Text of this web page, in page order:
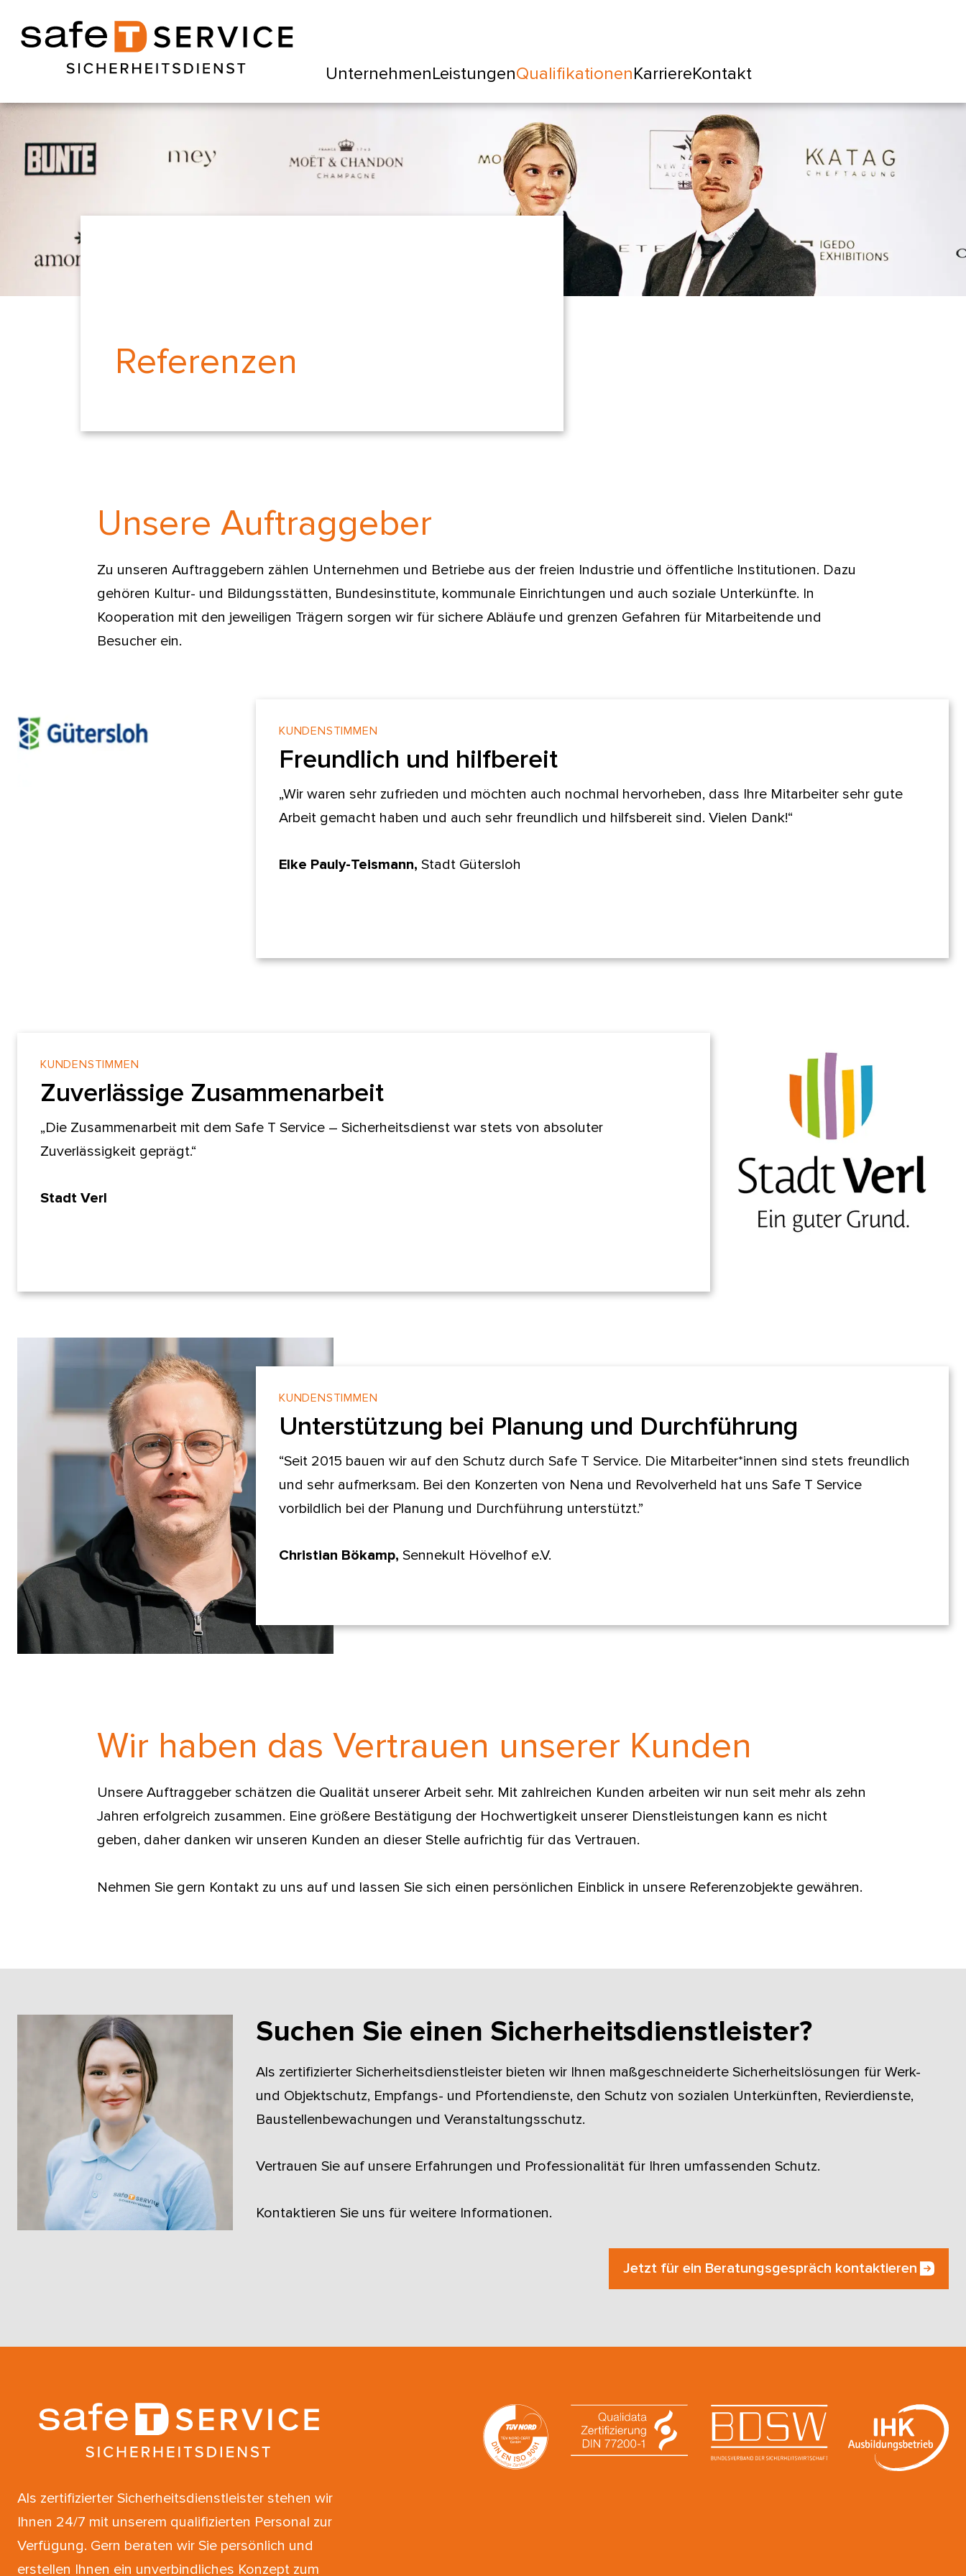
UnternehmenLeistungenQualifikationenKarriereKontakt
Referenzen
Unsere Auftraggeber
Zu unseren Auftraggebern zählen Unternehmen und Betriebe aus der freien Industrie und öffentliche Institutionen. Dazu
gehören Kultur- und Bildungsstätten, Bundesinstitute, kommunale Einrichtungen und auch soziale Unterkünfte. In
Kooperation mit den jeweiligen Trägern sorgen wir für sichere Abläufe und grenzen Gefahren für Mitarbeitende und
Besucher ein.
KUNDENSTIMMEN
Freundlich und hilfbereit
„Wir waren sehr zufrieden und möchten auch nochmal hervorheben, dass Ihre Mitarbeiter sehr gute
Arbeit gemacht haben und auch sehr freundlich und hilfsbereit sind. Vielen Dank!“
Elke Pauly-Teismann, Stadt Gütersloh
KUNDENSTIMMEN
Zuverlässige Zusammenarbeit
„Die Zusammenarbeit mit dem Safe T Service – Sicherheitsdienst war stets von absoluter
Zuverlässigkeit geprägt.“
Stadt Verl
KUNDENSTIMMEN
Unterstützung bei Planung und Durchführung
“Seit 2015 bauen wir auf den Schutz durch Safe T Service. Die Mitarbeiter*innen sind stets freundlich
und sehr aufmerksam. Bei den Konzerten von Nena und Revolverheld hat uns Safe T Service
vorbildlich bei der Planung und Durchführung unterstützt.”
Christian Bökamp, Sennekult Hövelhof e.V.
Wir haben das Vertrauen unserer Kunden
Unsere Auftraggeber schätzen die Qualität unserer Arbeit sehr. Mit zahlreichen Kunden arbeiten wir nun seit mehr als zehn
Jahren erfolgreich zusammen. Eine größere Bestätigung der Hochwertigkeit unserer Dienstleistungen kann es nicht
geben, daher danken wir unseren Kunden an dieser Stelle aufrichtig für das Vertrauen.
Nehmen Sie gern Kontakt zu uns auf und lassen Sie sich einen persönlichen Einblick in unsere Referenzobjekte gewähren.
Suchen Sie einen Sicherheits­dienstleister?
Als zertifizierter Sicherheitsdienstleister bieten wir Ihnen maßgeschneiderte Sicherheitslösungen für Werk-
und Objektschutz, Empfangs- und Pfortendienste, den Schutz von sozialen Unterkünften, Revierdienste,
Baustellenbewachungen und Veranstaltungsschutz.
Vertrauen Sie auf unsere Erfahrungen und Professionalität für Ihren umfassenden Schutz.
Kontaktieren Sie uns für weitere Informationen.
Jetzt für ein Beratungsgespräch kontaktieren
Als zertifizierter Sicherheitsdienstleister stehen wir
Ihnen 24/7 mit unserem qualifizierten Personal zur
Verfügung. Gern beraten wir Sie persönlich und
erstellen Ihnen ein unverbindliches Konzept zum